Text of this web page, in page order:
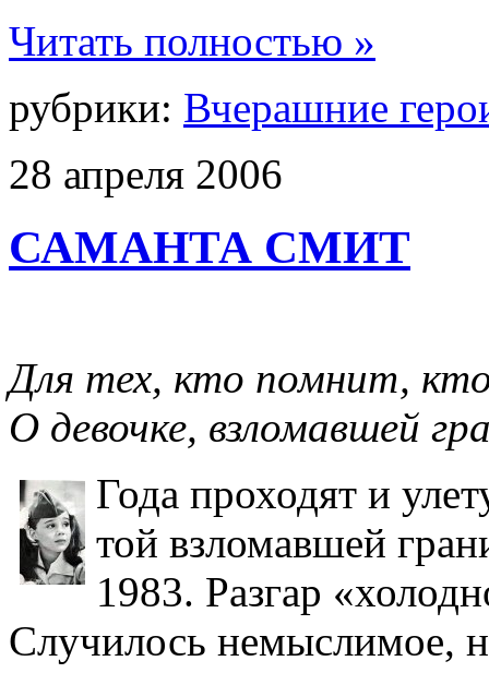
Читать полностью »
рубрики: Вчерашние
28 апреля 2006
САМАНТА СМИТ
Для тех, кто помнит,
О девочке, взломавшей
Года проходят и
той взломавшей
1983. Разгар
Случилось немыслимое,